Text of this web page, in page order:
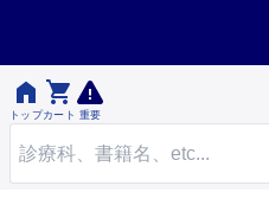

トップ

カート 重要